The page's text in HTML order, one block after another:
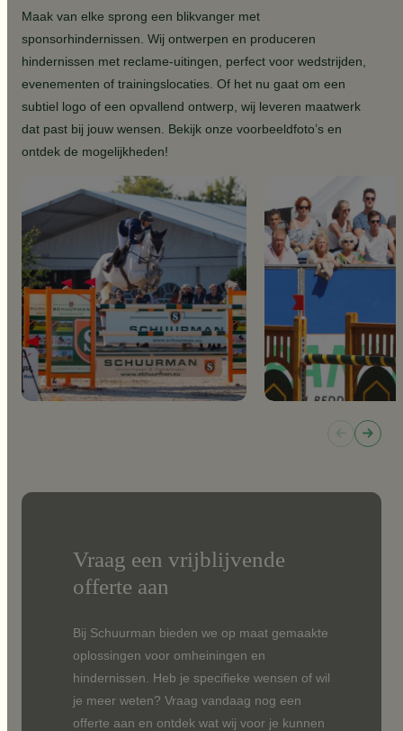
Maak van elke sprong een blikvanger met
sponsorhindernissen. Wij ontwerpen en produceren
hindernissen met reclame-uitingen, perfect voor wedstrijden,
evenementen of trainingslocaties. Of het nu gaat om een
subtiel logo of een opvallend ontwerp, wij leveren maatwerk
dat past bij jouw wensen. Bekijk onze voorbeeldfoto’s en
ontdek de mogelijkheden!
Vraag een vrijblijvende
offerte aan
Bij Schuurman bieden we op maat gemaakte
oplossingen voor omheiningen en
hindernissen. Heb je specifieke wensen of wil
je meer weten? Vraag vandaag nog een
offerte aan en ontdek wat wij voor je kunnen